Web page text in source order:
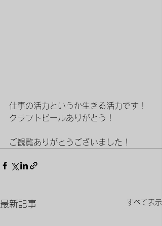
仕事の活力というか生きる活力です！
クラフトビールありがとう！
ご観覧ありがとうございました！
最新記事 すべて表示